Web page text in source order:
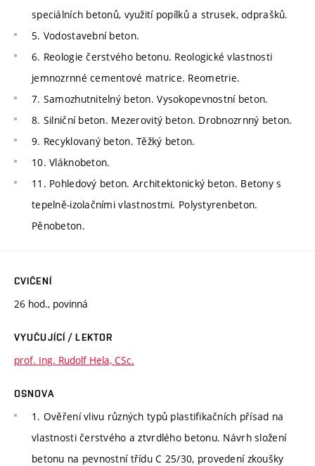
speciálních betonů, využití popílků a strusek, odprašků.
5. Vodostavební beton.
6. Reologie čerstvého betonu. Reologické vlastnosti
jemnozrnné cementové matrice. Reometrie.
7. Samozhutnitelný beton. Vysokopevnostní beton.
8. Silniční beton. Mezerovitý beton. Drobnozrnný beton.
9. Recyklovaný beton. Těžký beton.
10. Vláknobeton.
11. Pohledový beton. Architektonický beton. Betony s
tepelně-izolačními vlastnostmi. Polystyrenbeton.
Pěnobeton.
CVIČENÍ
26 hod., povinná
VYUČUJÍCÍ / LEKTOR
prof. Ing. Rudolf Hela, CSc.
OSNOVA
1. Ověření vlivu různých typů plastifikačních přísad na
vlastnosti čerstvého a ztvrdlého betonu. Návrh složení
betonu na pevnostní třídu C 25/30, provedení zkoušky